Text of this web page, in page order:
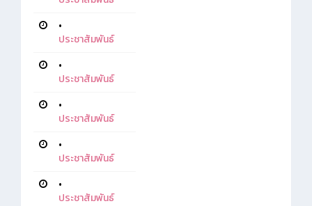
•
ประชาสัมพันธ์
•
ประชาสัมพันธ์
•
ประชาสัมพันธ์
•
ประชาสัมพันธ์
•
ประชาสัมพันธ์